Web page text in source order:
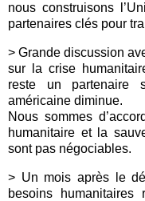
nous construisons
partenaires clés pour
> Grande discussion
sur la crise
reste un partenaire
américaine diminue.
Nous sommes
humanitaire et la
sont pas négociables.
> Un mois après le
besoins humanitaires